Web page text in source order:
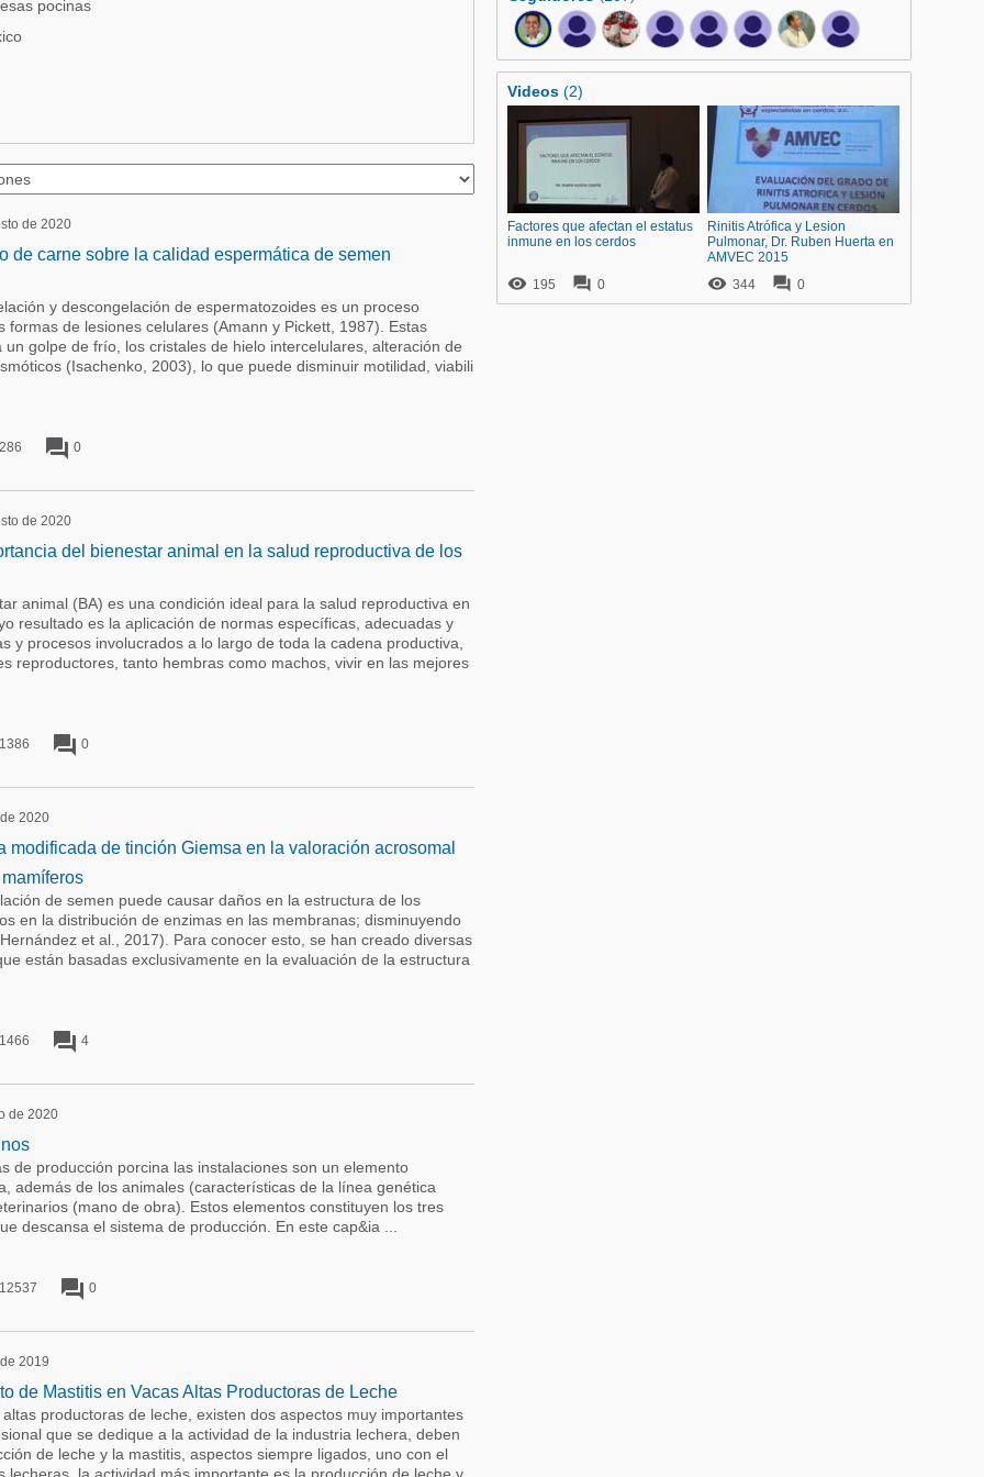
pocinas
de 2020
de carne sobre la calidad espermática de semen
y descongelación de espermatozoides es un proceso
formas de lesiones celulares (Amann y Pickett, 1987). Estas
golpe de frío, los cristales de hielo intercelulares, alteración de
(Isachenko, 2003), lo que puede disminuir motilidad, viabili
forum 0
de 2020
del bienestar animal en la salud reproductiva de los
animal (BA) es una condición ideal para la salud reproductiva en
resultado es la aplicación de normas específicas, adecuadas y
y procesos involucrados a lo largo de toda la cadena productiva,
reproductores, tanto hembras como machos, vivir en las mejores
forum 0
2020
modificada de tinción Giemsa en la valoración acrosomal
de semen puede causar daños en la estructura de los
en la distribución de enzimas en las membranas; disminuyendo
et al., 2017). Para conocer esto, se han creado diversas
están basadas exclusivamente en la evaluación de la estructura
forum 4
de 2020
de producción porcina las instalaciones son un elemento
además de los animales (características de la línea genética
(mano de obra). Estos elementos constituyen los tres
descansa el sistema de producción. En este cap&ia ...
forum 0
2019
de Mastitis en Vacas Altas Productoras de Leche
productoras de leche, existen dos aspectos muy importantes
que se dedique a la actividad de la industria lechera, deben
de leche y la mastitis, aspectos siempre ligados, uno con el
Videos(2)
Factores que afectan el estatus
inmune en los cerdos
 195  0
Rinitis Atrófica y Lesion
Pulmonar, Dr. Ruben Huerta en
AMVEC 2015
 344  0